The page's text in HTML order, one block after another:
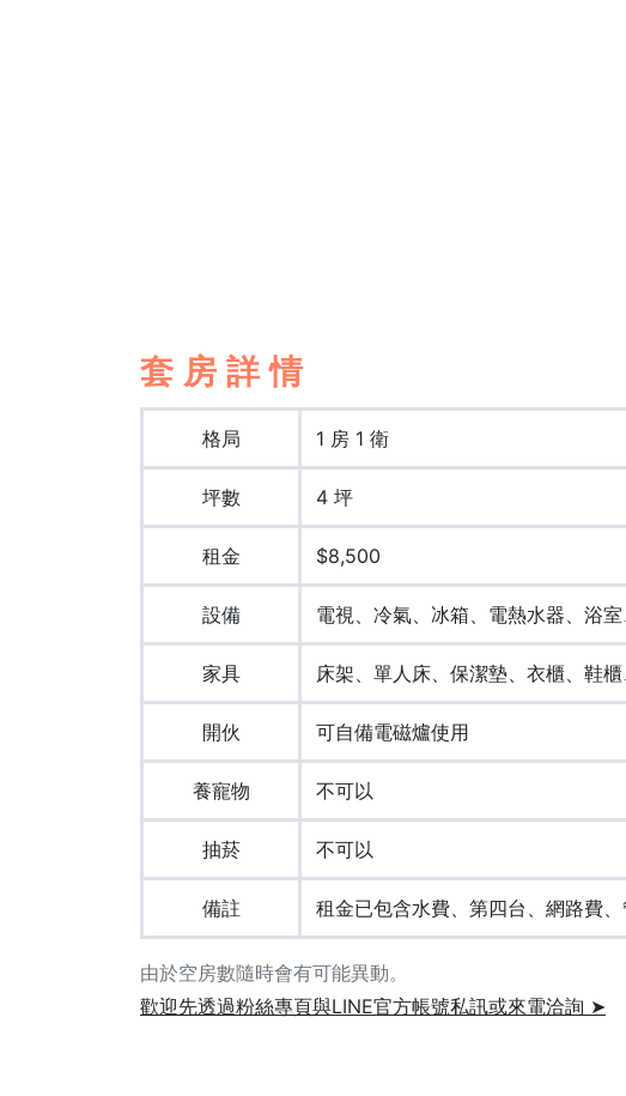
套房詳情
由於空房數隨時會有可能異動。
歡迎先透過粉絲專頁與LINE官方帳號私訊或來電洽詢 ➤
格局 1 房 1 衛
坪數 4 坪
租金 $8,500
設備 電視、冷氣、冰箱、電熱水器、浴
家具 床架、單人床、保潔墊、衣櫃、鞋
開伙 可自備電磁爐使用
養寵物 不可以
抽菸 不可以
備註 租金已包含水費、第四台、網路費